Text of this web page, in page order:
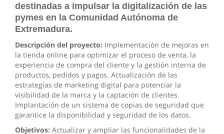
destinadas a impulsar la digitalización de las
pymes en la Comunidad Autónoma de
Extremadura.
Descripción del proyecto: Implementación de mejoras en
la tienda online para optimizar el proceso de venta, la
experiencia de compra del cliente y la gestión interna de
productos, pedidos y pagos. Actualización de las
estrategias de marketing digital para potenciar la
visibilidad de la marca y la captación de clientes.
Implantación de un sistema de copias de seguridad que
garantice la disponibilidad y seguridad de los datos.
Objetivos: Actualizar y ampliar las funcionalidades de la